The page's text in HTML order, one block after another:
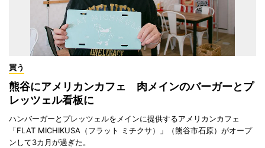
買う
熊谷にアメリカンカフェ 肉メインのバーガーとプ
レッツェル看板に
ハンバーガーとプレッツェルをメインに提供するアメリカンカフェ
「FLAT MICHIKUSA（フラット ミチクサ）」（熊谷市石原）がオープ
ンして3カ月が過ぎた。